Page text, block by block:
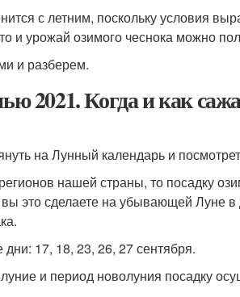
с летним, поскольку условия
и урожай озимого чеснока можно
и разберем.
2021. Когда и как
на Лунный календарь и
нашей страны, то посадку
это сделаете на убывающей Луне
17, 18, 23, 26, 27 сентября.
и период новолуния посадку